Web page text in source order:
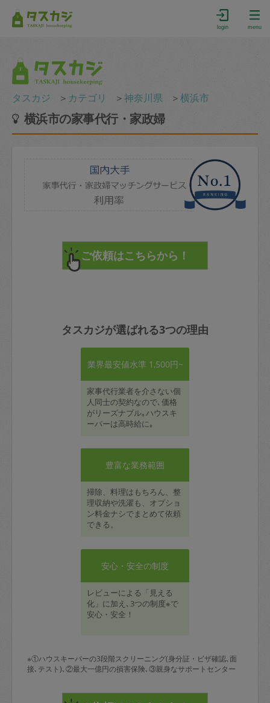
login menu
タスカジ ＞ カテゴリ ＞神奈川県 ＞横浜市
横浜市の家事代行・家政婦
タスカジが選ばれる3つの理由
業界最安値水準 1,500円~
家事代行業者を介さない個
人同士の契約なので､価格
がリーズナブル｡ハウスキ
ーパーは高時給に｡
豊富な業務範囲
掃除、料理はもちろん、整
理収納や洗濯も、オプショ
ン料金ナシでまとめて依頼
できる。
安心・安全の制度
レビューによる「見える
化」に加え､3つの制度※で
安心・安全！
※①ハウスキーパーの3段階スクリーニング(身分証・ビザ確認､面
接､テスト)､②最大一億円の損害保険､③親身なサポートセンター